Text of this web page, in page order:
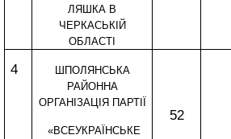
ЛЯШКА В
ЧЕРКАСЬКІЙ
ОБЛАСТІ
4
ШПОЛЯНСЬКА
РАЙОННА
ОРГАНІЗАЦІЯ ПАРТІЇ
«ВСЕУКРАЇНСЬКЕ
52